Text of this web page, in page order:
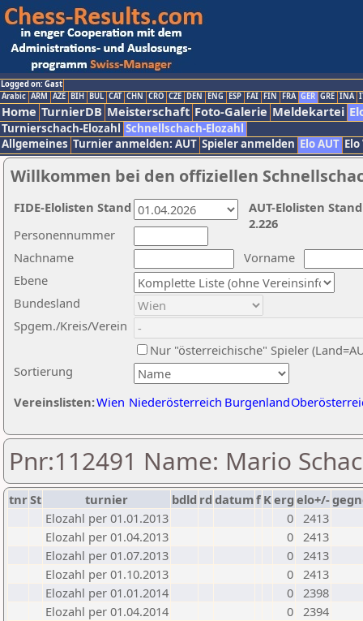
Logged on: Gast
Arabic ARM AZE BIH BUL CAT CHN CRO CZE DEN ENG ESP FAI FIN FRA GER GRE INA
Home TurnierDB Meisterschaft Foto-Galerie Meldekartei
Turnierschach-Elozahl Schnellschach-Elozahl
Allgemeines Turnier anmelden: AUT Spieler anmelden Elo AUT
Willkommen bei den offiziellen
Nachname
Vorname
Ebene
Sortierung
Personennummer
Bundesland
Spgem./Kreis/Verein
Nur "österreichische" Spieler
Vereinslisten:Wien Niederösterreich Burgenland
AUT-Elolisten
2.226
FIDE-Elolisten Stand
Pnr:112491 Name: Mario
tnrSt turnier bdld rd datumf Kerg elo+/-
Elozahl per 01.01.2013
0 2413
Elozahl per 01.04.2013
0 2413
Elozahl per 01.07.2013
0 2413
Elozahl per 01.10.2013
0 2413
Elozahl per 01.01.2014
0 2398
Elozahl per 01.04.2014
0 2394